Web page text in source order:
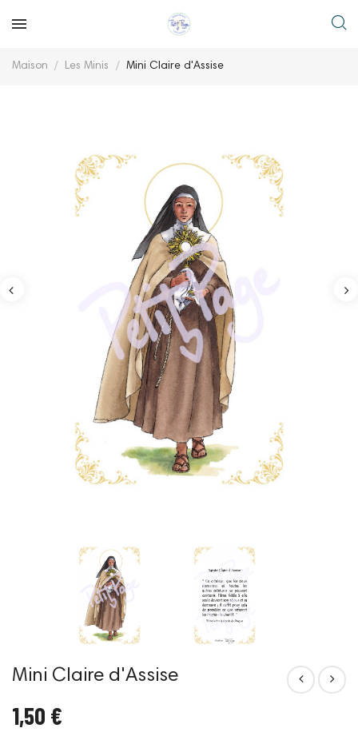
Maison Les Minis Mini Claire d'Assise
Mini Claire d'Assise
1,50 €